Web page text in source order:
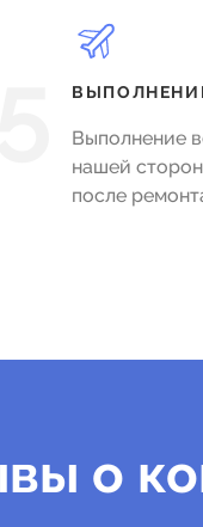
Выполнение
нашей
после
о